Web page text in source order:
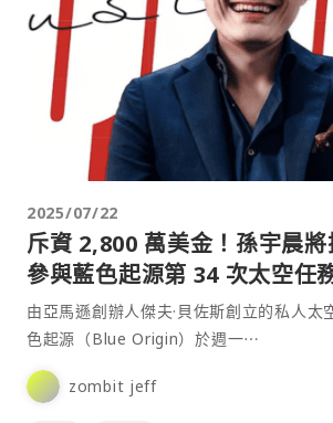
2025/07/22
斥資 2,800 萬美金！孫宇晨將
參與藍色起源第 34 次太空任
由亞馬遜創辦人傑夫·貝佐斯創立的私人
色起源（Blue Origin）於週一⋯
zombit jeff